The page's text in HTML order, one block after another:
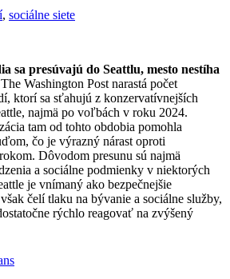
, sociálne siete
sa presúvajú do Seattlu, mesto nestíha
Washington Post narastá počet
ktorí sa sťahujú z konzervatívnejších
najmä po voľbách v roku 2024.
tam od tohto obdobia pomohla
čo je výrazný nárast oproti
Dôvodom presunu sú najmä
a sociálne podmienky v niektorých
je vnímaný ako bezpečnejšie
čelí tlaku na bývanie a sociálne služby,
rýchlo reagovať na zvýšený